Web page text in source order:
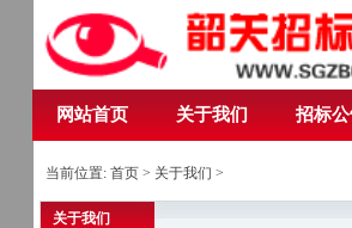
网站首页 关于我们 招标
当前位置: 首页 > 关于我们 >
关于我们